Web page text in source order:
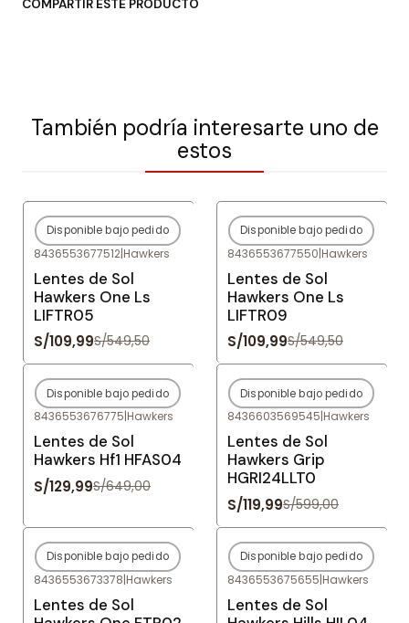
COMPARTIR ESTE PRODUCTO
También podría interesarte uno de
estos
-80%OFF
Agotado
Disponible bajo pedido
8436553677512|Hawkers
Lentes de Sol
Hawkers One Ls
LIFTR05
S/109,99S/549,50
-80%OFF
Agotado
Disponible bajo pedido
8436553677550|Hawkers
Lentes de Sol
Hawkers One Ls
LIFTR09
S/109,99S/549,50
-80%OFF
Agotado
Disponible bajo pedido
8436553676775|Hawkers
Lentes de Sol
Hawkers Hf1 HFAS04
S/129,99S/649,00
-80%OFF
Agotado
Disponible bajo pedido
8436603569545|Hawkers
Lentes de Sol
Hawkers Grip
HGRI24LLT0
S/119,99S/599,00
-80%OFF
Agotado
Disponible bajo pedido
8436553673378|Hawkers
Lentes de Sol
-80%OFF
Agotado
Disponible bajo pedido
8436553675655|Hawkers
Lentes de Sol